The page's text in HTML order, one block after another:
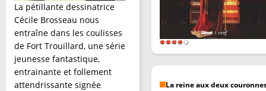
La pétillante dessinatrice
Cécile Brosseau nous
entraîne dans les coulisses
de Fort Trouillard, une série
jeunesse fantastique,
entrainante et follement
attendrissante signée
La reine aux deux